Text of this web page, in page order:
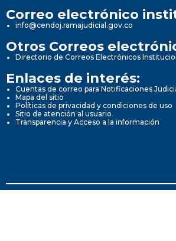
Correo electrónico
info@cendoj.ramajudicial.gov.co
Otros Correos
Directorio de Correos Electrónicos
Enlaces de interés:
Cuentas de correo para Notificaciones
Mapa del sitio
Políticas de privacidad y condiciones de uso
Sitio de atención al usuario
Transparencia y Acceso a la información